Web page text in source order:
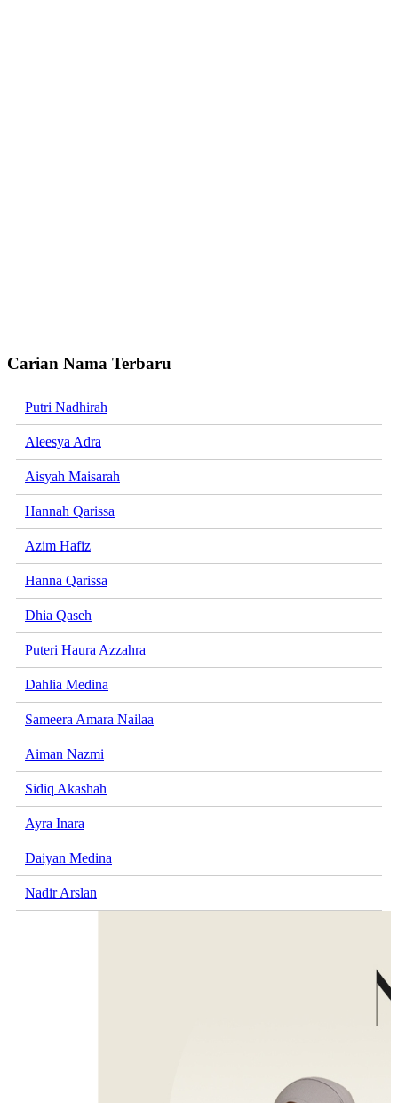
Carian Nama Terbaru
Putri Nadhirah
Aleesya Adra
Aisyah Maisarah
Hannah Qarissa
Azim Hafiz
Hanna Qarissa
Dhia Qaseh
Puteri Haura Azzahra
Dahlia Medina
Sameera Amara Nailaa
Aiman Nazmi
Sidiq Akashah
Ayra Inara
Daiyan Medina
Nadir Arslan